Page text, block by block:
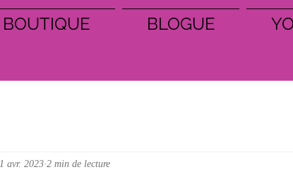
BOUTIQUE BLOGUE
1 avr. 2023 2 min de lecture